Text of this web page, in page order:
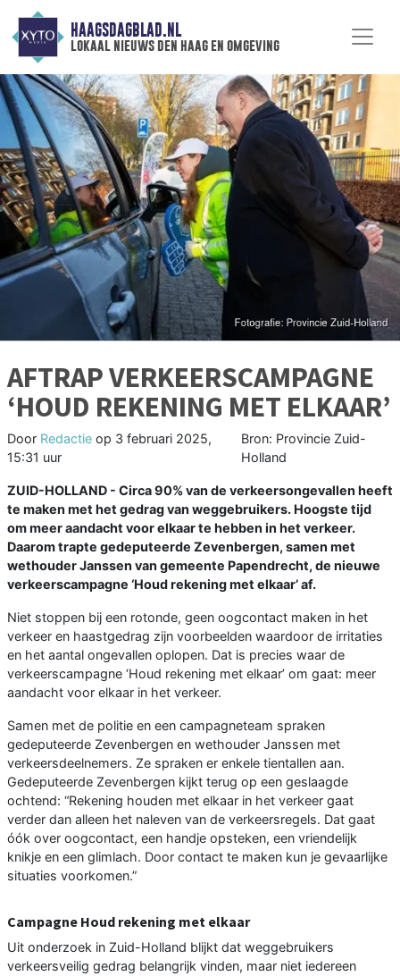
HAAGSDAGBLAD.NL
lokaal nieuws den haag en omgeving
AFTRAP VERKEERSCAMPAGNE
‘HOUD REKENING MET ELKAAR’
Door Redactie op 3 februari 2025,
15:31 uur
Bron: Provincie Zuid-
Holland
ZUID-HOLLAND - Circa 90% van de verkeersongevallen heeft
te maken met het gedrag van weggebruikers. Hoogste tijd
om meer aandacht voor elkaar te hebben in het verkeer.
Daarom trapte gedeputeerde Zevenbergen, samen met
wethouder Janssen van gemeente Papendrecht, de nieuwe
verkeerscampagne ‘Houd rekening met elkaar’ af.
Niet stoppen bij een rotonde, geen oogcontact maken in het
verkeer en haastgedrag zijn voorbeelden waardoor de irritaties
en het aantal ongevallen oplopen. Dat is precies waar de
verkeerscampagne ‘Houd rekening met elkaar’ om gaat: meer
aandacht voor elkaar in het verkeer.
Samen met de politie en een campagneteam spraken
gedeputeerde Zevenbergen en wethouder Janssen met
verkeersdeelnemers. Ze spraken er enkele tientallen aan.
Gedeputeerde Zevenbergen kijkt terug op een geslaagde
ochtend: “Rekening houden met elkaar in het verkeer gaat
verder dan alleen het naleven van de verkeersregels. Dat gaat
óók over oogcontact, een handje opsteken, een vriendelijk
knikje en een glimlach. Door contact te maken kun je gevaarlijke
situaties voorkomen.”
Campagne Houd rekening met elkaar
Uit onderzoek in Zuid-Holland blijkt dat weggebruikers
verkeersveilig gedrag belangrijk vinden, maar niet iedereen